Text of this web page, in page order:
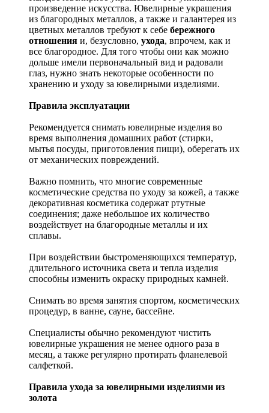
произведение искусства. Ювелирные украшения
из благородных металлов, а также и галантерея из
цветных металлов требуют к себе бережного
отношения и, безусловно, ухода, впрочем, как и
все благородное. Для того чтобы они как можно
дольше имели первоначальный вид и радовали
глаз, нужно знать некоторые особенности по
хранению и уходу за ювелирными изделиями.
Правила эксплуатации
Рекомендуется снимать ювелирные изделия во
время выполнения домашних работ (стирки,
мытья посуды, приготовления пищи), оберегать их
от механических повреждений.
Важно помнить, что многие современные
косметические средства по уходу за кожей, а также
декоративная косметика содержат ртутные
соединения; даже небольшое их количество
воздействует на благородные металлы и их
сплавы.
При воздействии быстроменяющихся температур,
длительного источника света и тепла изделия
способны изменить окраску природных камней.
Снимать во время занятия спортом, косметических
процедур, в ванне, сауне, бассейне.
Специалисты обычно рекомендуют чистить
ювелирные украшения не менее одного раза в
месяц, а также регулярно протирать фланелевой
салфеткой.
Правила ухода за ювелирными изделиями из
золота